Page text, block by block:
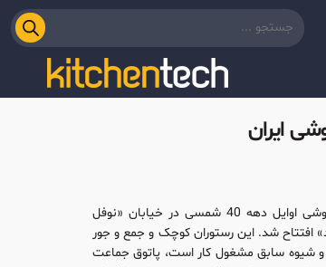
ایران
در کشور ما، اولین پیتزافروشی اوایل دهه 40 شمسی در خیابان «نوفل
افتتاح شد. این رستوران کوچک و جمع و جور
شیوه سابق مشغول کار است، پاتوق جماعت